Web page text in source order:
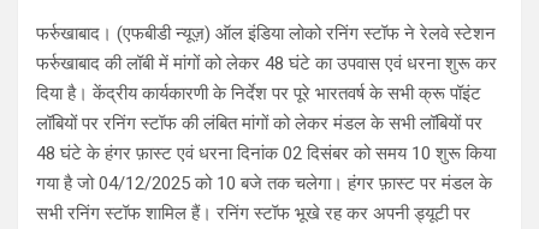
फर्रुखाबाद। (एफबीडी न्यूज़) ऑल इंडिया लोको रनिंग स्टॉफ ने रेलवे स्टेशन
फर्रुखाबाद की लॉबी में मांगों को लेकर 48 घंटे का उपवास एवं धरना शुरू कर
दिया है। केंद्रीय कार्यकारणी के निर्देश पर पूरे भारतवर्ष के सभी क्रू पॉइंट
लॉबियों पर रनिंग स्टॉफ की लंबित मांगों को लेकर मंडल के सभी लॉबियों पर
48 घंटे के हंगर फ़ास्ट एवं धरना दिनांक 02 दिसंबर को समय 10 शुरू किया
गया है जो 04/12/2025 को 10 बजे तक चलेगा। हंगर फ़ास्ट पर मंडल के
सभी रनिंग स्टॉफ शामिल हैं। रनिंग स्टॉफ भूखे रह कर अपनी ड्यूटी पर